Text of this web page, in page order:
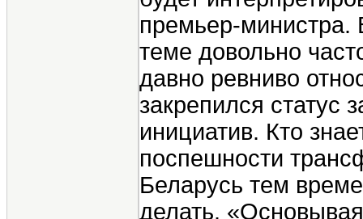
премьер-министра.
теме довольно
давно ревниво
закрепился статус
инициатив. Кто
поспешности
Беларусь тем
делать.